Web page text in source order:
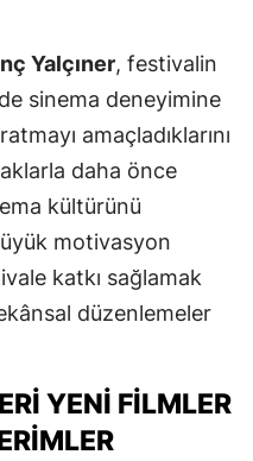
Yalçıner, festivalin
sinema deneyimine
amaçladıklarını
daha önce
kültürünü
motivasyon
katkı sağlamak
düzenlemeler
YENI FILMLER